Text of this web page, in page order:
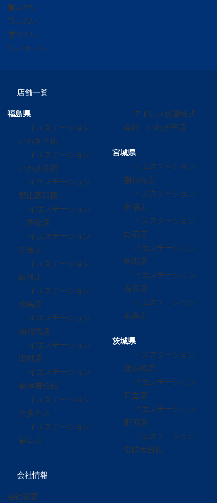
買いたい
貸したい
借りたい
リフォーム
店舗一覧
福島県
イエステーション
いわき平店
イエステーション
いわき泉店
イエステーション
郡山富田店
イエステーション
二本松店
イエステーション
伊達店
イエステーション
白河店
イエステーション
相馬店
イエステーション
南相馬店
イエステーション
田村店
イエステーション
会津若松店
イエステーション
喜多方店
イエステーション
福島店
アドレス賃貸株式
会社 いわき平店
宮城県
イエステーション
南仙台店
イエステーション
岩沼店
イエステーション
白石店
イエステーション
角田店
イエステーション
塩竈店
イエステーション
石巻店
茨城県
イエステーション
北茨城店
イエステーション
日立店
イエステーション
那珂店
イエステーション
常陸太田店
会社情報
会社概要